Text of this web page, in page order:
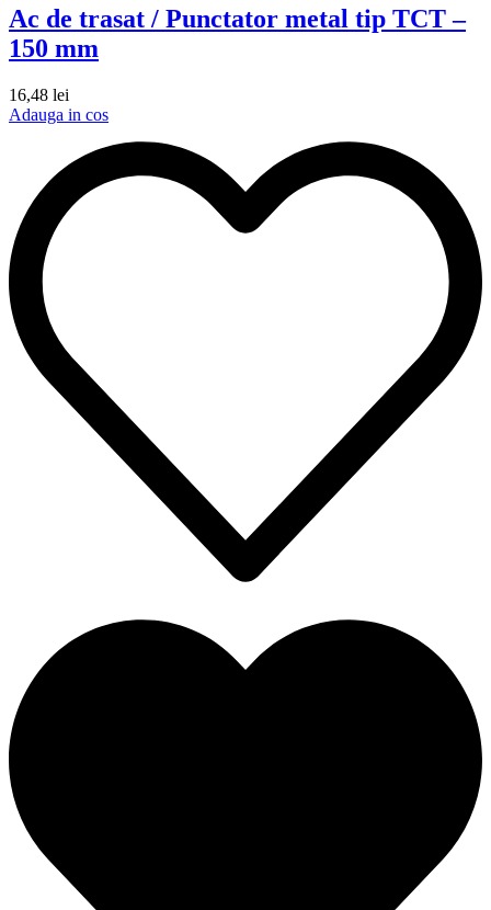
Ac de trasat / Punctator metal tip TCT –
150 mm
16,48 lei
Adauga in cos